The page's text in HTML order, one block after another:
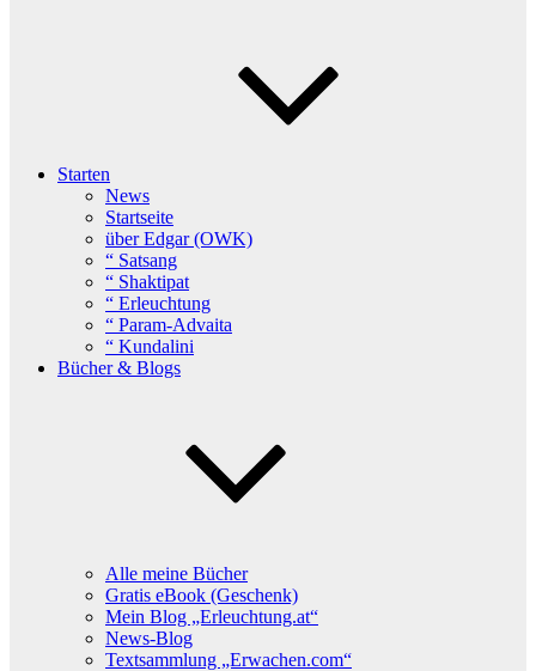
Starten
News
Startseite
über Edgar (OWK)
“ Satsang
“ Shaktipat
“ Erleuchtung
“ Param-Advaita
“ Kundalini
Bücher & Blogs
Alle meine Bücher
Gratis eBook (Geschenk)
Mein Blog „Erleuchtung.at“
News-Blog
Textsammlung „Erwachen.com“